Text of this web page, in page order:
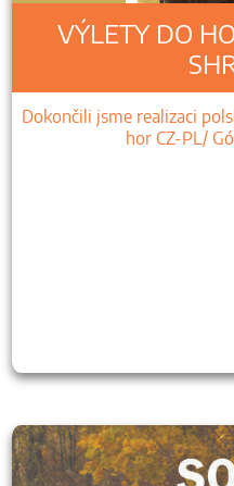
VÝLETY DO
Dokončili jsme realizaci
hor CZ-PL/